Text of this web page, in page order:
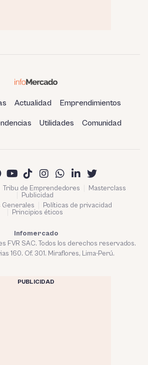
Actualidad Emprendimientos
Utilidades Comunidad
Tribu de Emprendedores
Masterclass
Publicidad
Generales
Políticas de privacidad
Principios éticos
Infomercado
FVR SAC. Todos los derechos reservados.
160. Of. 301. Miraflores, Lima-Perú.
PUBLICIDAD